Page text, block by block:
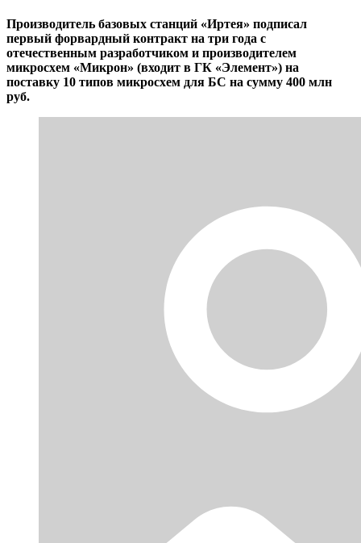
Производитель базовых станций «Иртея» подписал
первый форвардный контракт на три года с
отечественным разработчиком и производителем
микросхем «Микрон» (входит в ГК «Элемент») на
поставку 10 типов микросхем для БС на сумму 400 млн
руб.